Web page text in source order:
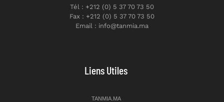
Tél : +212 (0) 5 37 70 73 50
Fax : +212 (0) 5 37 70 73 50
Email : info@tanmia.ma
Liens Utiles
TANMIA.MA